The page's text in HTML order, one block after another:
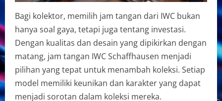
Bagi kolektor, memilih jam tangan dari IWC bukan
hanya soal gaya, tetapi juga tentang investasi.
Dengan kualitas dan desain yang dipikirkan dengan
matang, jam tangan IWC Schaffhausen menjadi
pilihan yang tepat untuk menambah koleksi. Setiap
model memiliki keunikan dan karakter yang dapat
menjadi sorotan dalam koleksi mereka.